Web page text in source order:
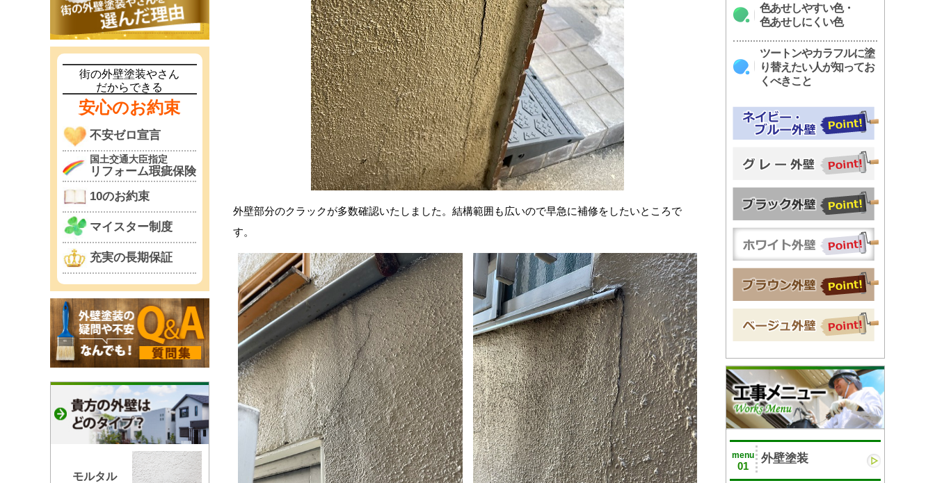
外壁部分のクラックが多数確認いたしました。結構範囲も広いので早急に補修をしたいところで
す。
色あせしやすい色・
色あせしにくい色
ツートンやカラフルに塗
り替えたい人が知ってお
くべきこと
menu
01
外壁塗装
街の外壁塗装やさん
だからできる
安心のお約束
不安ゼロ宣言
国土交通大臣指定
リフォーム瑕疵保険
10のお約束
マイスター制度
充実の長期保証
モルタル